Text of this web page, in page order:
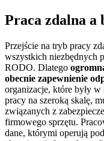
Praca zdalna a
Przejście na tryb pracy
wszystkich niezbędnych
RODO. Dlatego
obecnie zapewnienie
organizacje, które były
pracy na szeroką skalę,
związanych z
firmowego sprzętu.
dane, którymi operują